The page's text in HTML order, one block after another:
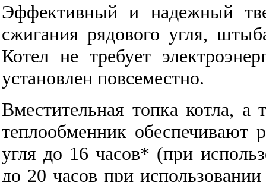
Эффективный и надежный
сжигания рядового угля,
Котел не требует
установлен повсеместно.
Вместительная топка котла,
теплообменник обеспечивают
угля до 16 часов* (при
до 20 часов при